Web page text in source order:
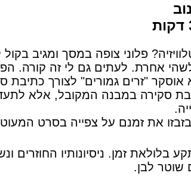
פלוני צופה במסך ומגיב
אחרת. לעתים גם לי זה קורה.
"זרים גמורים" לצורך כתיבת
סקירה במבנה המקובל, אלא
את זמנם על צפייה בסרט
זמן. ניסיונותיו החוזרים
שוטר לבן.